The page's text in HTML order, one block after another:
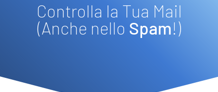
Controlla la Tua Mail
(Anche nello Spam!)